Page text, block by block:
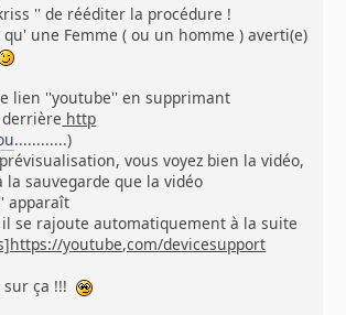
'' de rééditer la procédure !
qu' une Femme ( ou un homme ) averti(e)
lien ''youtube'' en supprimant
derrière http
............)
vous voyez bien la vidéo,
la sauvegarde que la vidéo
apparaît
se rajoute automatiquement à la suite
youtube,com/devicesupport
sur ça !!!